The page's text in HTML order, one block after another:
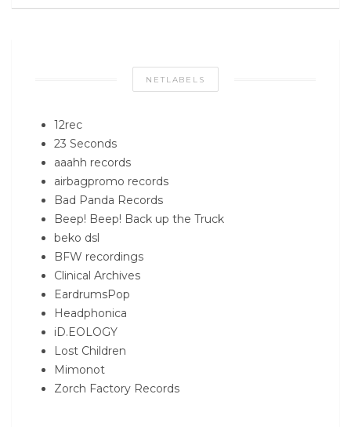
NETLABELS
12rec
23 Seconds
aaahh records
airbagpromo records
Bad Panda Records
Beep! Beep! Back up the Truck
beko dsl
BFW recordings
Clinical Archives
EardrumsPop
Headphonica
iD.EOLOGY
Lost Children
Mimonot
Zorch Factory Records